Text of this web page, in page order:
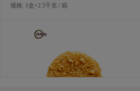
规格: 1盒×2.5千克 / 箱